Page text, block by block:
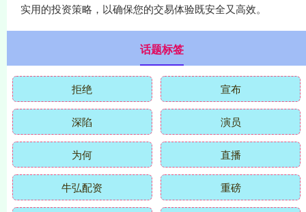
实用的投资策略，以确保您的交易体验既安全又高效。
话题标签
拒绝 宣布
深陷 演员
为何 直播
牛弘配资 重磅